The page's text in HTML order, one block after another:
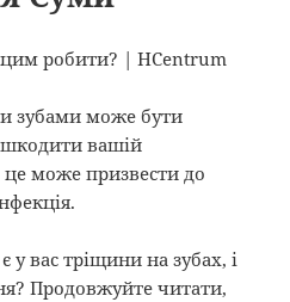
зубами може бути
вашій
це може призвести до
у вас тріщини на зубах, і
Продовжуйте читати,